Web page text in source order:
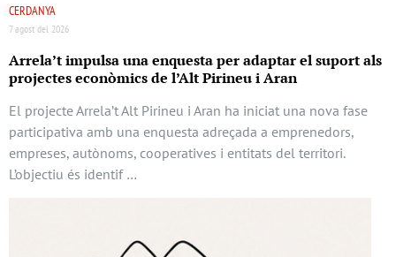
CERDANYA
7 agost del 2026
Arrela’t impulsa una enquesta per adaptar el suport als
projectes econòmics de l’Alt Pirineu i Aran
El projecte Arrela’t Alt Pirineu i Aran ha iniciat una nova fase
participativa amb una enquesta adreçada a emprenedors,
empreses, autònoms, cooperatives i entitats del territori.
L’objectiu és identif …